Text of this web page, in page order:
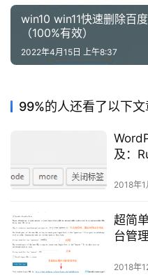
资
源
问
工
具
win10 win11快速删除百度网盘”同步空间”的方法
（100%有效）
2022年4月15日 上午8:37
99%的人还看了以下文
及：
2018年1
超简
台管
2018年